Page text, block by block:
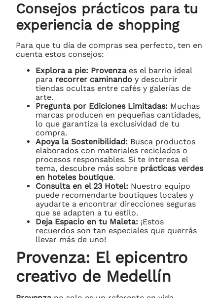
Consejos prácticos para tu
experiencia de shopping
Para que tu día de compras sea perfecto, ten en
cuenta estos consejos:
Explora a pie: Provenzaes el barrio ideal
para recorrer caminando y descubrir
tiendas ocultas entre cafés y galerías de
arte.
Pregunta por Ediciones Limitadas: Muchas
marcas producen en pequeñas cantidades,
lo que garantiza la exclusividad de tu
compra.
Apoya la Sostenibilidad: Busca productos
elaborados con materiales reciclados o
procesos responsables. Si te interesa el
tema, descubre más sobre prácticas verdes
en hoteles boutique.
Consulta en el 23 Hotel: Nuestro equipo
puede recomendarte boutiques locales y
ayudarte a encontrar direcciones seguras
que se adapten a tu estilo.
Deja Espacio en tu Maleta: ¡Estos
recuerdos son tan especiales que querrás
llevar más de uno!
Provenza: El epicentro
creativo de Medellín